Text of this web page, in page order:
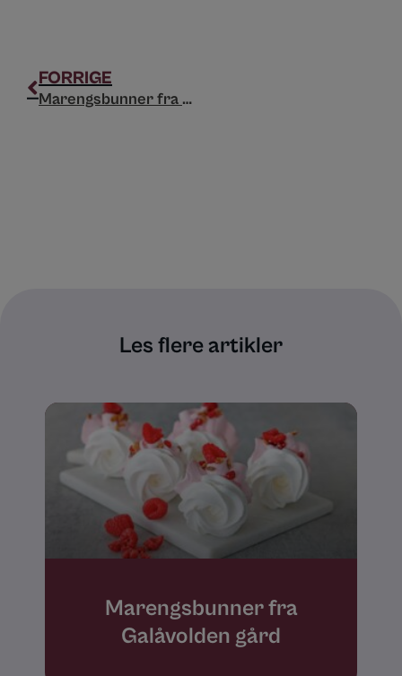
Prev
FORRIGE
Marengsbunner fra Galåvolden gård
Les flere artikler
Marengsbunner fra
Galåvolden gård